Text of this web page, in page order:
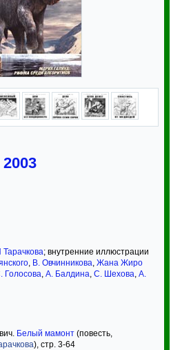
Тарачкова; внутренние иллюстрации
, В. Овчинникова, Жана Жиро
Голосова, А. Балдина, С. Шехова, А.
Белый мамонт (повесть,
), стр. 3-64